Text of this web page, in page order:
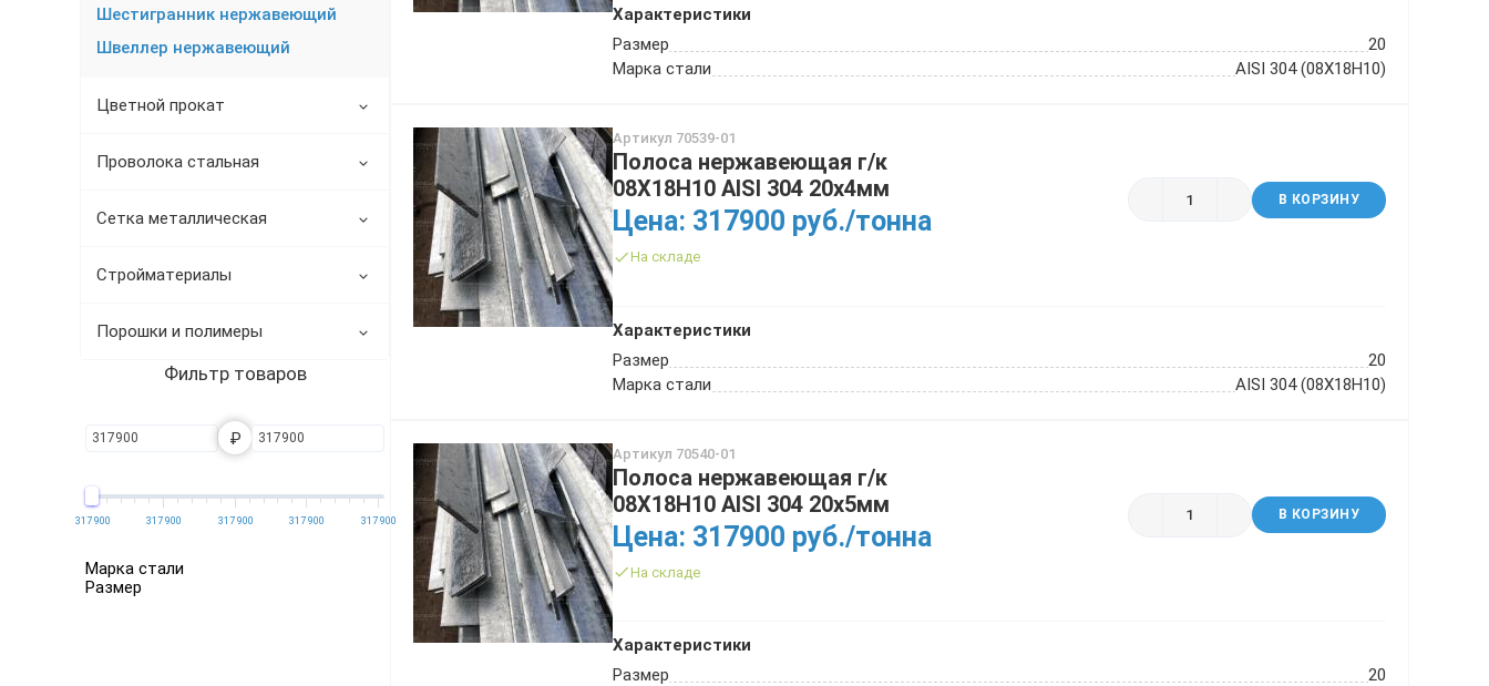
Шестигранник нержавеющий
Швеллер нержавеющий
Цветной прокат
Проволока стальная
Сетка металлическая
Стройматериалы
Порошки и полимеры
Фильтр товаров
₽
317 900 317 900 317 900 317 900 317 900
Марка стали
Размер
Характеристики
Размер
20
Марка стали
AISI 304 (08Х18Н10)
Артикул 70539-01
Полоса нержавеющая г/к
08Х18Н10 AISI 304 20х4мм
Цена: 317900 руб./тонна
На складе
В КОРЗИНУ
Характеристики
Размер
20
Марка стали
AISI 304 (08Х18Н10)
Артикул 70540-01
Полоса нержавеющая г/к
08Х18Н10 AISI 304 20х5мм
Цена: 317900 руб./тонна
На складе
В КОРЗИНУ
Характеристики
Размер
20
Трубы в ВУС изоляции